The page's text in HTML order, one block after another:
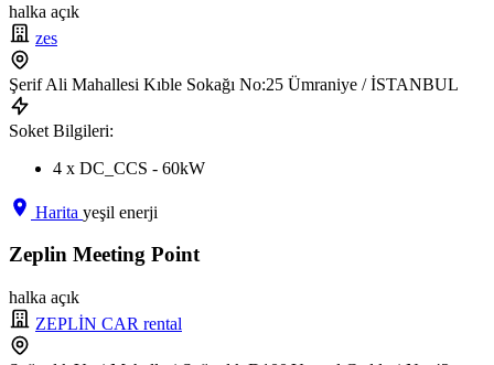
halka açık
zes
Şerif Ali Mahallesi Kıble Sokağı No:25 Ümraniye / İSTANBUL
Soket Bilgileri:
4 x DC_CCS - 60kW
Harita yeşil enerji
Zeplin Meeting Point
halka açık
ZEPLİN CAR rental